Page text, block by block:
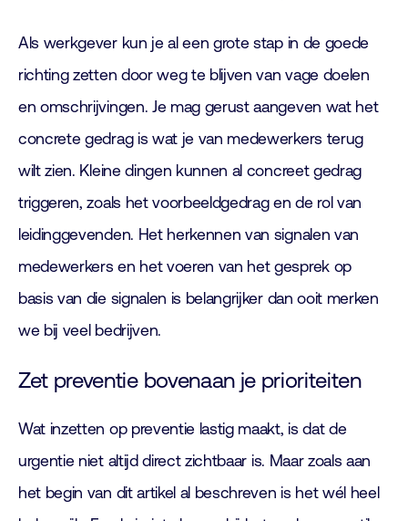
Als werkgever kun je al een grote stap in de goede
richting zetten door weg te blijven van vage doelen
en omschrijvingen. Je mag gerust aangeven wat het
concrete gedrag is wat je van medewerkers terug
wilt zien. Kleine dingen kunnen al concreet gedrag
triggeren, zoals het voorbeeldgedrag en de rol van
leidinggevenden. Het herkennen van signalen van
medewerkers en het voeren van het gesprek op
basis van die signalen is belangrijker dan ooit merken
we bij veel bedrijven.
Zet preventie bovenaan je prioriteiten
Wat inzetten op preventie lastig maakt, is dat de
urgentie niet altijd direct zichtbaar is. Maar zoals aan
het begin van dit artikel al beschreven is het wél heel